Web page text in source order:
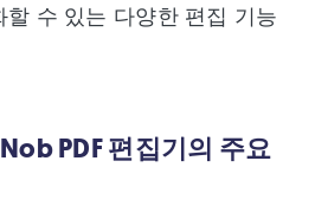
할 수 있는 다양한 편집 기능
PDF 편집기의 주요